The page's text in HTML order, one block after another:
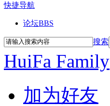
快捷导航
论坛BBS
搜索
HuiFa Family
加为好友